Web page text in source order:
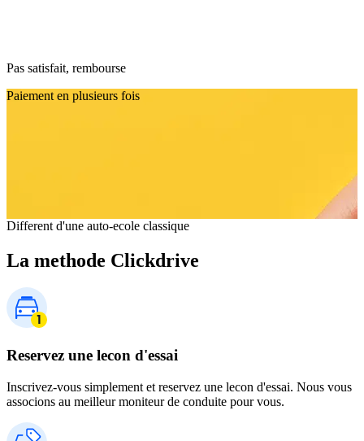
Pas satisfait, rembourse
Paiement en plusieurs fois
Different d'une auto-ecole classique
La methode Clickdrive
Reservez une lecon d'essai
Inscrivez-vous simplement et reservez une lecon d'essai. Nous vous
associons au meilleur moniteur de conduite pour vous.